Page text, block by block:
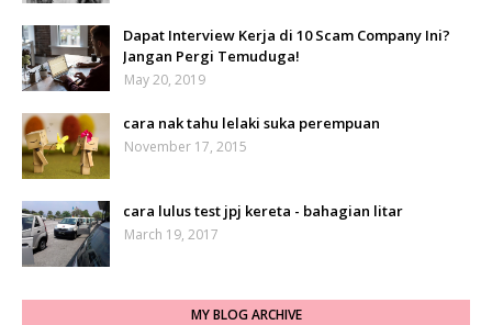
Dapat Interview Kerja di 10 Scam Company Ini?
Jangan Pergi Temuduga!
May 20, 2019
cara nak tahu lelaki suka perempuan
November 17, 2015
cara lulus test jpj kereta - bahagian litar
March 19, 2017
MY BLOG ARCHIVE